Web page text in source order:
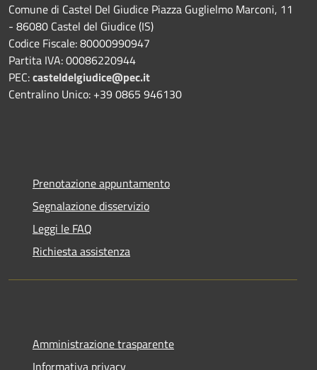
Comune di Castel Del Giudice Piazza Guglielmo Marconi, 11
- 86080 Castel del Giudice (IS)
Codice Fiscale: 80000990947
Partita IVA: 00086220944
PEC:casteldelgiudice@pec.it
Centralino Unico: +39 0865 946130
Prenotazione appuntamento
Segnalazione disservizio
Leggi le FAQ
Richiesta assistenza
Amministrazione trasparente
Informativa privacy